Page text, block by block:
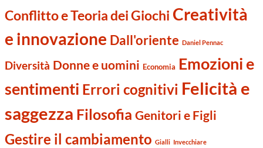
Conflitto e Teoria dei Giochi Creatività
e innovazione Dall'oriente Daniel Pennac
Diversità Donne e uomini Economia Emozioni e
sentimenti Errori cognitivi Felicità e
saggezza Filosofia Genitori e Figli
Gestire il cambiamento Gialli Invecchiare